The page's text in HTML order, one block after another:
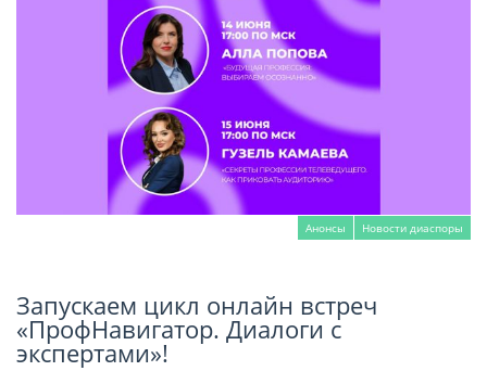
Анонсы Новости диаспоры
Читать далее
Запускаем цикл онлайн встреч
«ПрофНавигатор. Диалоги с
экспертами»!